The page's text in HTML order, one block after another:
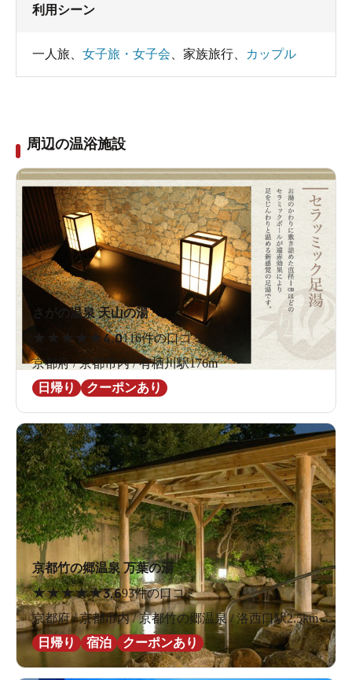
利用シーン
一人旅 女子旅・女子会 家族旅行 カップル
周辺の温浴施設
さがの温泉 天山の湯
★ ★ ★4.0116件の口コミ
京都府 / 京都市内 / 有栖川駅176m
日帰り
クーポンあり
京都竹の郷温泉 万葉の湯
★★★★★3.693件の口コミ
京都府 / 京都市内 / 京都竹の郷温泉 / 洛西口駅2.5km
日帰り
宿泊 クーポンあり